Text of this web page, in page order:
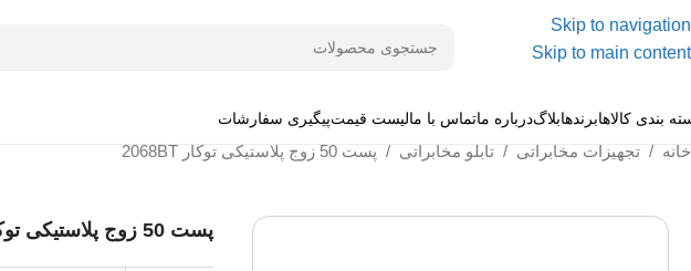
Skip to navigation
Skip to main content
بندی کالاهابرندهابلاگدرباره ماتماس با مالیست قیمتپیگیری سفارشات
خانه / تجهیزات مخابراتی / تابلو مخابراتی / پست 50 زوج پلاستیکی توکار 2068BT
پست 50 زوج پلاستیکی توکار 2068BT